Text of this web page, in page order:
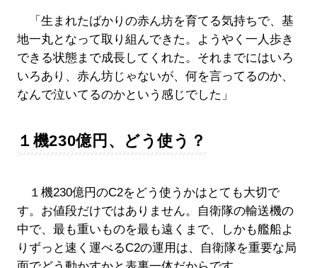
「生まれたばかりの赤ん坊を育てる気持ちで、基
地一丸となって取り組んできた。ようやく一人歩き
できる状態まで成長してくれた。それまでにはいろ
いろあり、赤ん坊じゃないが、何を言ってるのか、
なんで泣いてるのかという感じでした」
１機230億円、どう使う？
１機230億円のC2をどう使うかはとても大切で
す。お値段だけではありません。自衛隊の輸送機の
中で、最も重いものを最も遠くまで、しかも艦船よ
りずっと速く運べるC2の運用は、自衛隊を重要な局